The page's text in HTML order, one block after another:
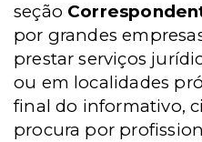
seção
por grandes
prestar serviços
ou em localidades
final do informativo,
procura por